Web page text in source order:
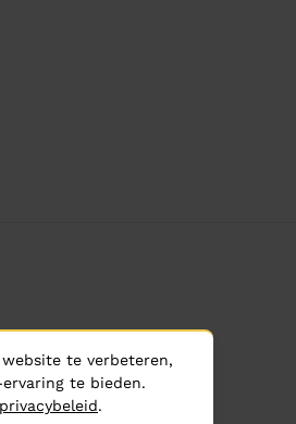
te verbeteren,
te bieden.
privacybeleid.